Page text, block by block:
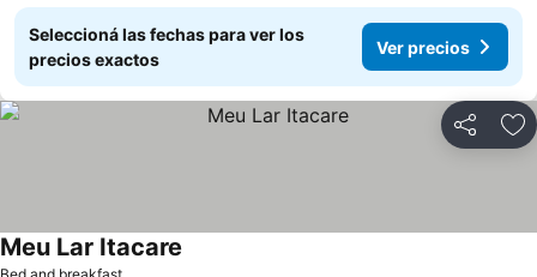
Seleccioná las fechas para ver los
precios exactos
Ver precios
Compartir
Bed and breakfast
Meu Lar Itacare